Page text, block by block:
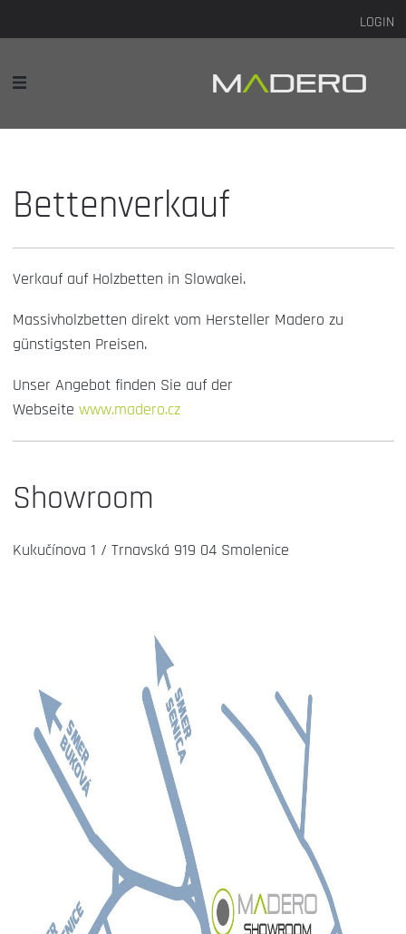
LOGIN
Bettenverkauf
Verkauf auf Holzbetten in Slowakei.
Massivholzbetten direkt vom Hersteller Madero zu
günstigsten Preisen.
Unser Angebot finden Sie auf der
Webseite www.madero.cz
Showroom
Kukučínova 1 / Trnavská 919 04 Smolenice